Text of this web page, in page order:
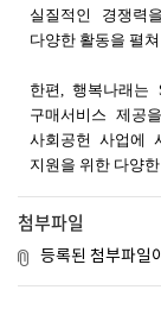
실질적인 경쟁력
다양한 활동을 펼
한편 ,행복나래는
구매서비스 제공
사회공헌 사업에
지원을 위한 다양
첨부파일
등록된 첨부파일